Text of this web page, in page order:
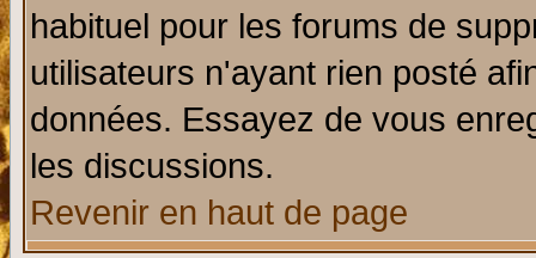
habituel pour les forums de
utilisateurs n'ayant rien posté
données. Essayez de vous
les discussions.
Revenir en haut de page